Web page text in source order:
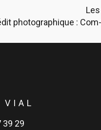
photographique :
39 29